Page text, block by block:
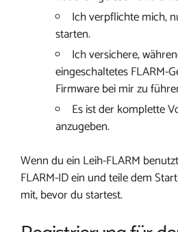
Ich verpflichte mich,
starten.
Ich versichere,
eingeschaltetes FLARM-
Firmware bei mir zu
Es ist der komplette
anzugeben.
Wenn du ein Leih-FLARM
FLARM-ID ein und teile dem
mit, bevor du startest.